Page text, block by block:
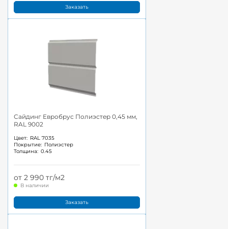
Заказать
Сайдинг Евробрус Полиэстер 0,45 мм,
RAL 9002
Цвет: RAL 7035
Покрытие: Полиэстер
Толщина: 0.45
от 2 990 тг/м2
В наличии
Заказать